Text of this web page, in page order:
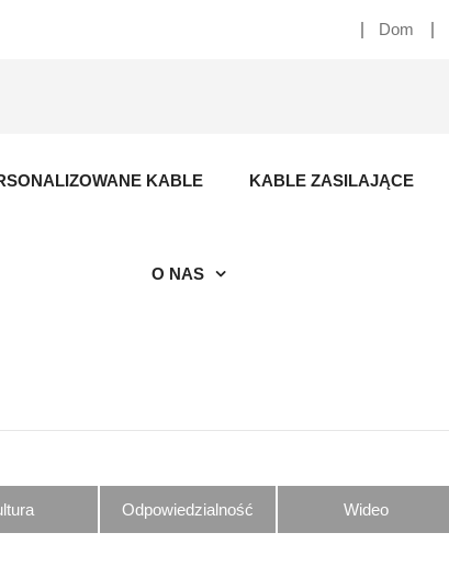
Dom
KABLE KABLE ZASILAJĄCE
O NAS
Odpowiedzialność Wideo